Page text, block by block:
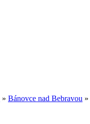
» Bánovce nad Bebravou »